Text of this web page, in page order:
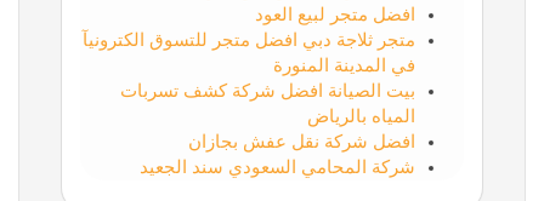
افضل متجر لبيع العود
متجر ثلاجة دبي افضل متجر للتسوق الكترونيآ
في المدينة المنورة
بيت الصيانة افضل شركة كشف تسربات
المياه بالرياض
افضل شركة نقل عفش بجازان
شركة المحامي السعودي سند الجعيد